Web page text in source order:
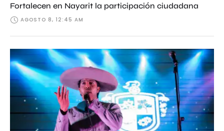
Fortalecen en Nayarit la participación ciudadana
AGOSTO 8, 12:45 AM